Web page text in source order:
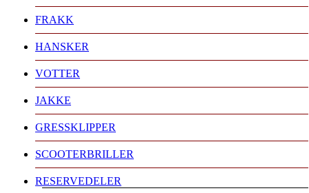
FRAKK
HANSKER
VOTTER
JAKKE
GRESSKLIPPER
SCOOTERBRILLER
RESERVEDELER